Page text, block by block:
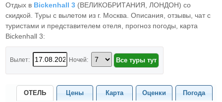
Отдых в Bickenhall 3 (ВЕЛИКОБРИТАНИЯ, ЛОНДОН) со
скидкой. Туры с вылетом из г. Москва. Описания, отзывы, чат с
туристами и представителем отеля, прогноз погоды, карта
Bickenhall 3:
Вылет: Ночей:
ОТЕЛЬ Цены Карта Оценки Погода